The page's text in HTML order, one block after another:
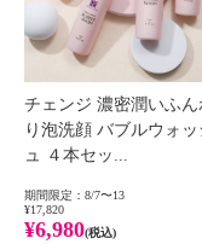
チェンジ 濃密潤いふん
り泡洗顔 バブルウォッ
ュ ４本セッ...
期間限定：8/7〜13
¥17,820
¥6,980(税込)